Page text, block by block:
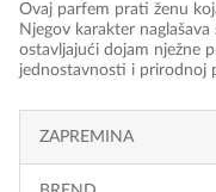
Ovaj parfem prati ženu
Njegov karakter
ostavljajući dojam nježne
jednostavnosti i prirodnoj
ZAPREMINA